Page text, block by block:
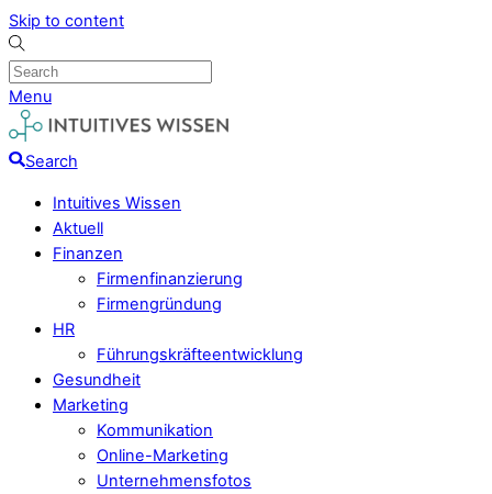
Skip to content
Menu
Search
Intuitives Wissen
Aktuell
Finanzen
Firmenfinanzierung
Firmengründung
HR
Führungskräfteentwicklung
Gesundheit
Marketing
Kommunikation
Online-Marketing
Unternehmensfotos